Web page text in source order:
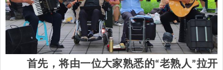
首先，将由一位大家熟悉的“老熟人”拉开